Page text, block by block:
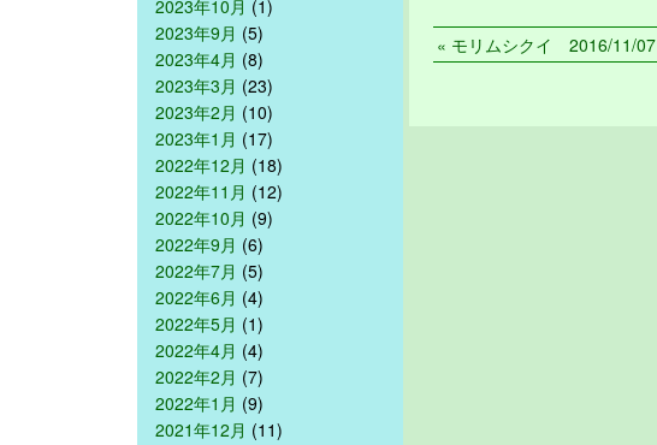
2023年10月 (1)
2023年9月 (5)
2023年4月 (8)
2023年3月 (23)
2023年2月 (10)
2023年1月 (17)
2022年12月 (18)
2022年11月 (12)
2022年10月 (9)
2022年9月 (6)
2022年7月 (5)
2022年6月 (4)
2022年5月 (1)
2022年4月 (4)
2022年2月 (7)
2022年1月 (9)
2021年12月 (11)
« モリムシクイ 2016/11/07